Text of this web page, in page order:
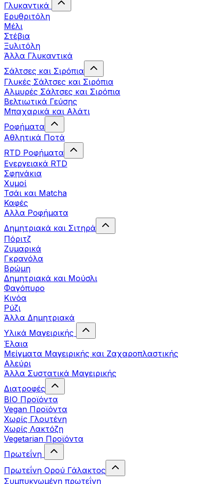
Γλυκαντικά
Ερυθριτόλη
Μέλι
Στέβια
Ξυλιτόλη
Άλλα Γλυκαντικά
Σάλτσες και Σιρόπια
Γλυκές Σάλτσες και Σιρόπια
Αλμυρές Σάλτσες και Σιρόπια
Bελτιωτικά Γεύσης
Μπαχαρικά και Αλάτι
Ροφήματα
Αθλητικά Ποτά
RTD Ροφήματα
Ενεργειακά RTD
Σφηνάκια
Χυμοί
Τσάι και Matcha
Καφές
Αλλα Ροφήματα
Δημητριακά και Σιτηρά
Πόριτζ
Ζυμαρικά
Γκρανόλα
Βρώμη
Δημητριακά και Μούσλι
Φαγόπυρο
Κινόα
Ρύζι
Άλλα Δημητριακά
Υλικά Μαγειρικής
Έλαια
Μείγματα Μαγειρικής και Ζαχαροπλαστικής
Αλεύρι
Άλλα Συστατικά Μαγειρικής
Διατροφές
BIO Προϊόντα
Vegan Προϊόντα
Χωρίς Γλουτένη
Χωρίς Λακτόζη
Vegetarian Προϊόντα
Πρωτεΐνη
Πρωτεΐνη Ορού Γάλακτος
Συμπυκνωμένη πρωτεΐνη